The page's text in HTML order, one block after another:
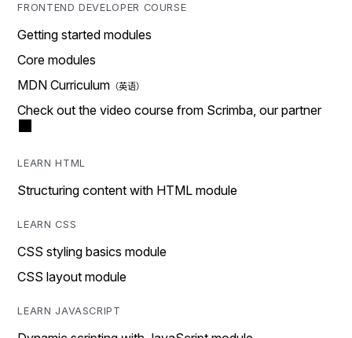
FRONTEND DEVELOPER COURSE
Getting started modules
Core modules
MDN Curriculum
Check out the video course from Scrimba, our partner
LEARN HTML
Structuring content with HTML module
LEARN CSS
CSS styling basics module
CSS layout module
LEARN JAVASCRIPT